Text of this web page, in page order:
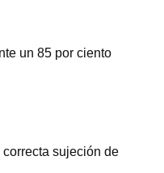
un 85 por ciento
sujeción de